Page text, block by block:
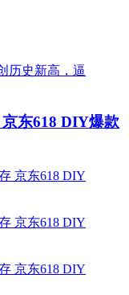
东618 DIY爆款